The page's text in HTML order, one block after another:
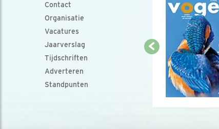
Contact
Organisatie
Vacatures
Jaarverslag
Tijdschriften
Adverteren
Standpunten